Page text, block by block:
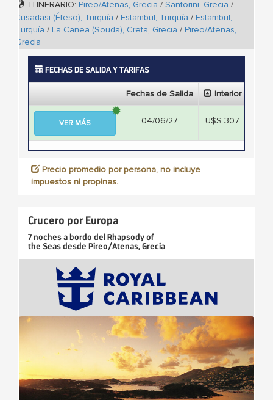
ITINERARIO: Pireo/Atenas, Grecia / Santorini, Grecia /
Kusadasi (Éfeso), Turquía / Estambul, Turquía / Estambul,
Turquía / La Canea (Souda), Creta, Grecia / Pireo/Atenas,
Grecia
FECHAS DE SALIDA Y TARIFAS
Fechas de Salida Interior
VER MÁS 04/06/27 U$S 307
Precio promedio por persona, no incluye
impuestos ni propinas.
Crucero por Europa
7 nochesa bordo delRhapsody of
the Seasdesde Pireo/Atenas, Grecia